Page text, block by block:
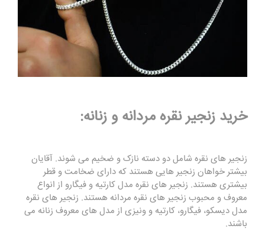
خرید زنجیر نقره مردانه و زنانه:
زنجیر های نقره شامل دو دسته نازک و ضخیم می شوند. آقایان
بیشتر خواهان زنجیر هایی هستند که دارای ضخامت و قطر
بیشتری هستند. زنجیر های نقره مدل کارتیه و فیگارو از انواع
معروف و محبوب زنجیر های نقره مردانه هستند. زنجیر های نقره
مدل دیسکو، فیگارو، کارتیه و ونیزی از مدل های معروف زنانه می
باشند.